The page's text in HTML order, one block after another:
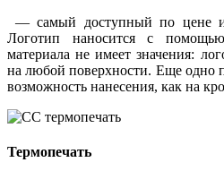
— самый доступный по цене
Логотип наносится с
материала не имеет значения:
на любой поверхности. Еще одно
возможность нанесения, как на
Термопечать